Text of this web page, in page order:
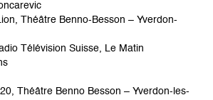
Théâtre Benno-Besson – Yverdon-
Télévision Suisse, Le Matin
Théâtre Benno Besson – Yverdon-les-